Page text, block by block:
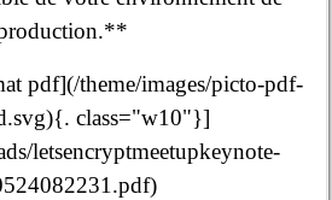
pdf](/theme/images/picto-pdf-
class="w10"}]
letsencryptmeetupkeynote-